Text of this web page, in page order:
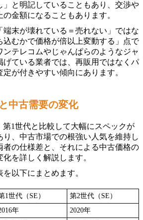
」と明記していることもあり、交渉や
金額になることもあります。
端末が壊れている＝売れない」ではな
込むかで価格が倍以上変動する」点で
テレコムやじゃんぱらのようなジャ
げている業者では、再販用ではなくパ
が付きやすい傾向にあります。
中古需要の変化
第1世代と比較して大幅にスペックが
、中古市場での根強い人気を維持し
者の仕様差と、それによる中古価格の
を詳しく解説します。
以下にまとめます。
1世代（SE）
第2世代（SE）
年
2020年